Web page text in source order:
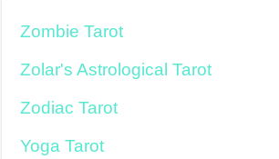
Zombie Tarot
Zolar's Astrological Tarot
Zodiac Tarot
Yoga Tarot